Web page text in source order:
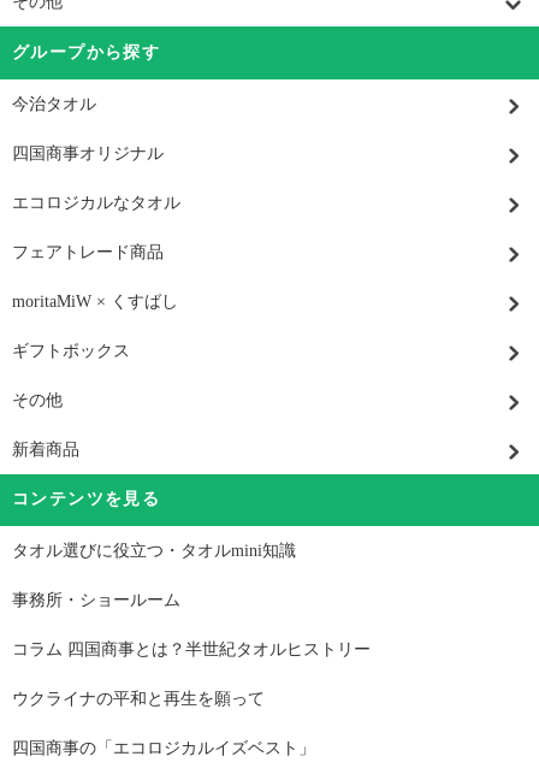
グループから探す
今治タオル
四国商事オリジナル
エコロジカルなタオル
フェアトレード商品
moritaMiW × くすばし
ギフトボックス
その他
新着商品
コンテンツを見る
タオル選びに役立つ・タオルmini知識
事務所・ショールーム
コラム 四国商事とは？半世紀タオルヒストリー
ウクライナの平和と再生を願って
四国商事の「エコロジカルイズベスト」